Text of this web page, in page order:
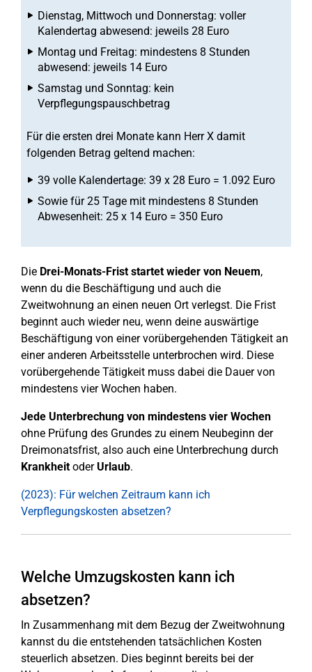
Dienstag, Mittwoch und Donnerstag: voller
Kalendertag abwesend: jeweils 28 Euro
Montag und Freitag: mindestens 8 Stunden
abwesend: jeweils 14 Euro
Samstag und Sonntag: kein
Verpflegungspauschbetrag
Für die ersten drei Monate kann Herr X damit
folgenden Betrag geltend machen:
39 volle Kalendertage: 39 x 28 Euro = 1.092 Euro
Sowie für 25 Tage mit mindestens 8 Stunden
Abwesenheit: 25 x 14 Euro = 350 Euro
Die Drei-Monats-Frist startet wieder von Neuem,
wenn du die Beschäftigung und auch die
Zweitwohnung an einen neuen Ort verlegst. Die Frist
beginnt auch wieder neu, wenn deine auswärtige
Beschäftigung von einer vorübergehenden Tätigkeit an
einer anderen Arbeitsstelle unterbrochen wird. Diese
vorübergehende Tätigkeit muss dabei die Dauer von
mindestens vier Wochen haben.
Jede Unterbrechung von mindestens vier Wochen
ohne Prüfung des Grundes zu einem Neubeginn der
Dreimonatsfrist, also auch eine Unterbrechung durch
Krankheitoder Urlaub.
(2023): Für welchen Zeitraum kann ich
Verpflegungskosten absetzen?
Welche Umzugskosten kann ich
absetzen?
In Zusammenhang mit dem Bezug der Zweitwohnung
kannst du die entstehenden tatsächlichen Kosten
steuerlich absetzen. Dies beginnt bereits bei der